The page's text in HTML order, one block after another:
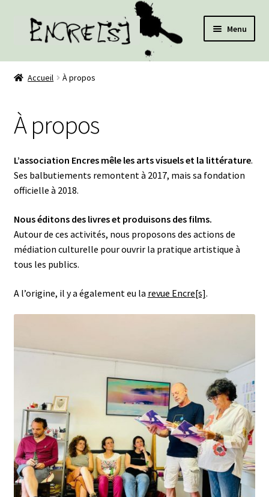
Aller
Aller
Menu
Nos livres
Nos auteurs
La librairie
Médiation culturelle
A propos
Accueil À propos
À propos
L’association Encres mêle les arts visuels et la littérature.
Ses balbutiements remontent à 2017, mais sa fondation
officielle à 2018.
Nous éditons des livres et produisons des films.
Autour de ces activités, nous proposons des actions de
médiation culturelle pour ouvrir la pratique artistique à
tous les publics.
A l’origine, il y a également eu la revue Encre[s].